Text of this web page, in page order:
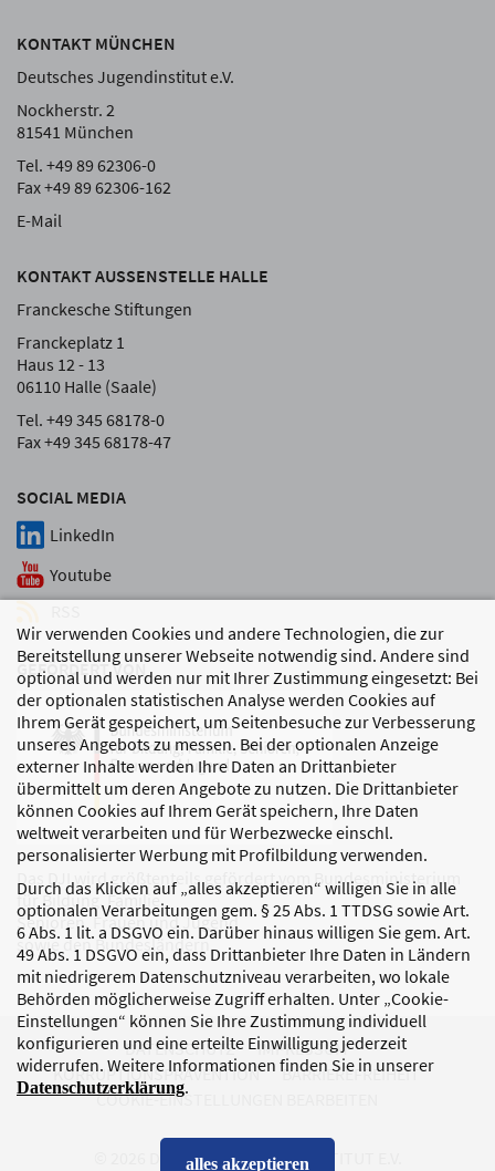
Wir verwenden Cookies und andere Technologien, die zur
Bereitstellung unserer Webseite notwendig sind. Andere sind
optional und werden nur mit Ihrer Zustimmung eingesetzt: Bei
der optionalen statistischen Analyse werden Cookies auf
Ihrem Gerät gespeichert, um Seitenbesuche zur Verbesserung
unseres Angebots zu messen. Bei der optionalen Anzeige
externer Inhalte werden Ihre Daten an Drittanbieter
übermittelt um deren Angebote zu nutzen. Die Drittanbieter
können Cookies auf Ihrem Gerät speichern, Ihre Daten
weltweit verarbeiten und für Werbezwecke einschl.
personalisierter Werbung mit Profilbildung verwenden.
Durch das Klicken auf „alles akzeptieren“ willigen Sie in alle
optionalen Verarbeitungen gem. § 25 Abs. 1 TTDSG sowie Art.
6 Abs. 1 lit. a DSGVO ein. Darüber hinaus willigen Sie gem. Art.
49 Abs. 1 DSGVO ein, dass Drittanbieter Ihre Daten in Ländern
mit niedrigerem Datenschutzniveau verarbeiten, wo lokale
Behörden möglicherweise Zugriff erhalten. Unter „Cookie-
Einstellungen“ können Sie Ihre Zustimmung individuell
konfigurieren und eine erteilte Einwilligung jederzeit
widerrufen. Weitere Informationen finden Sie in unserer
Datenschutzerklärung.
alles akzeptieren
SOCIAL MEDIA
LinkedIn
Youtube
KONTAKT MÜNCHEN
Deutsches Jugendinstitut e.V.
Nockherstr. 2
81541 München
Tel. +49 89 62306-0
Fax +49 89 62306-162
E-Mail
KONTAKT AUSSENSTELLE HALLE
Franckesche Stiftungen
Franckeplatz 1
Haus 12 - 13
06110 Halle (Saale)
Tel. +49 345 68178-0
Fax +49 345 68178-47
GEFÖRDERT VON
Das DJI wird größtenteils gefördert vom Bundesministerium
für Bildung, Familie,
Senioren, Frauen und Jugend
sowie den Bundesländern.
DATENSCHUTZ
IMPRESSUM
KORRUPTIONSPRÄVENTION
BARRIEREFREIHEIT
COOKIE-EINSTELLUNGEN BEARBEITEN
© 2026 DEUTSCHES JUGENDINSTITUT E.V.